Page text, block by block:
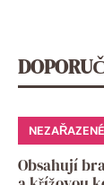
NEZAŘAZENÉ
Obsahují